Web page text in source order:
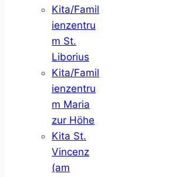
Kita/Famil
ienzentru
m St.
Liborius
Kita/Famil
ienzentru
m Maria
zur Höhe
Kita St.
Vincenz
(am